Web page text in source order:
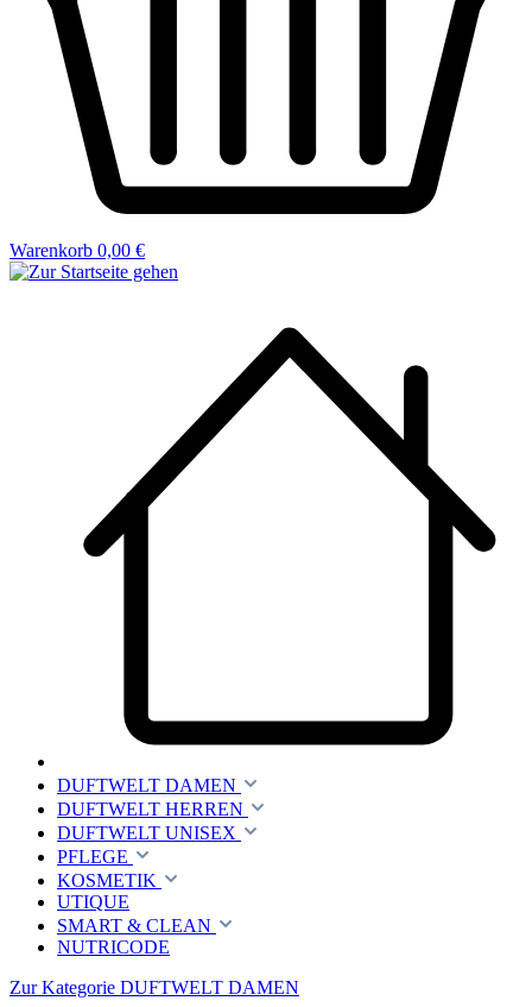
Warenkorb 0,00 €
DUFTWELT DAMEN
DUFTWELT HERREN
DUFTWELT UNISEX
PFLEGE
KOSMETIK
UTIQUE
SMART & CLEAN
NUTRICODE
Zur Kategorie DUFTWELT DAMEN